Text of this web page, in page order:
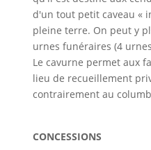
d'un tout petit caveau «
pleine terre. On peut y
urnes funéraires (4
Le cavurne permet aux
lieu de recueillement
contrairement au
CONCESSIONS